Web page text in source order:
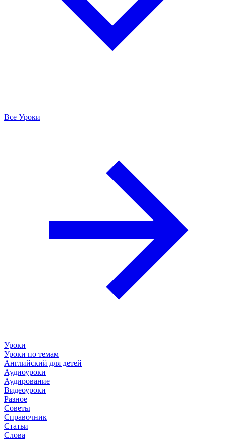
Все Уроки
Уроки
Уроки по темам
Английский для детей
Аудиоуроки
Аудирование
Видеоуроки
Разное
Советы
Справочник
Статьи
Слова